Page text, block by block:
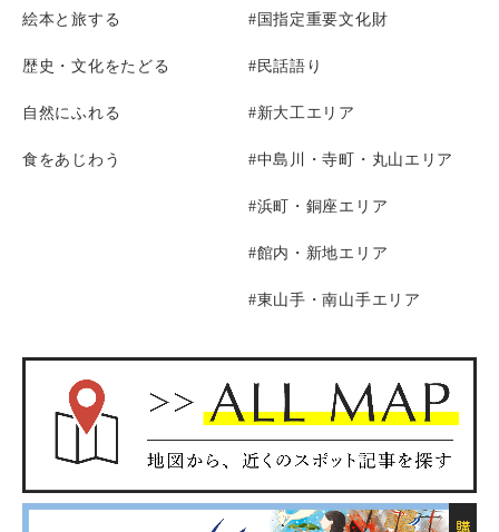
絵本と旅する
歴史・文化をたどる
自然にふれる
食をあじわう
#国指定重要文化財
#民話語り
#新大工エリア
#中島川・寺町・丸山エリア
#浜町・銅座エリア
#館内・新地エリア
#東山手・南山手エリア